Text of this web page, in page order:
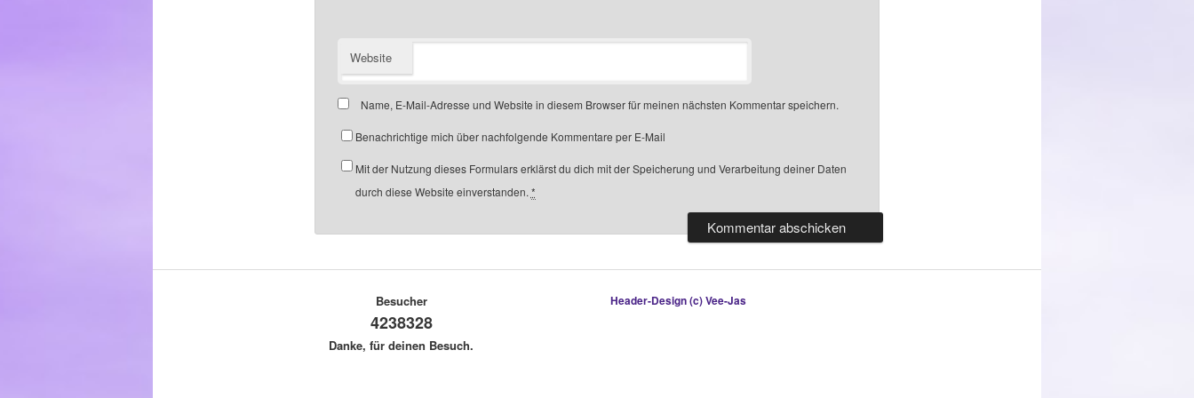
Website
Name, E-Mail-Adresse und Website in diesem Browser für meinen nächsten Kommentar speichern.
Benachrichtige mich über nachfolgende Kommentare per E-Mail
Mit der Nutzung dieses Formulars erklärst du dich mit der Speicherung und Verarbeitung deiner Daten
durch diese Website einverstanden. *
Besucher
4238328
Danke, für deinen Besuch.
Header-Design (c) Vee-Jas